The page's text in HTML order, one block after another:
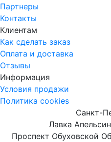
Партнеры
Контакты
Клиентам
Как сделать заказ
Оплата и доставка
Отзывы
Информация
Условия продажи
Политика cookies
Санкт-
Лавка
Проспект Обуховской